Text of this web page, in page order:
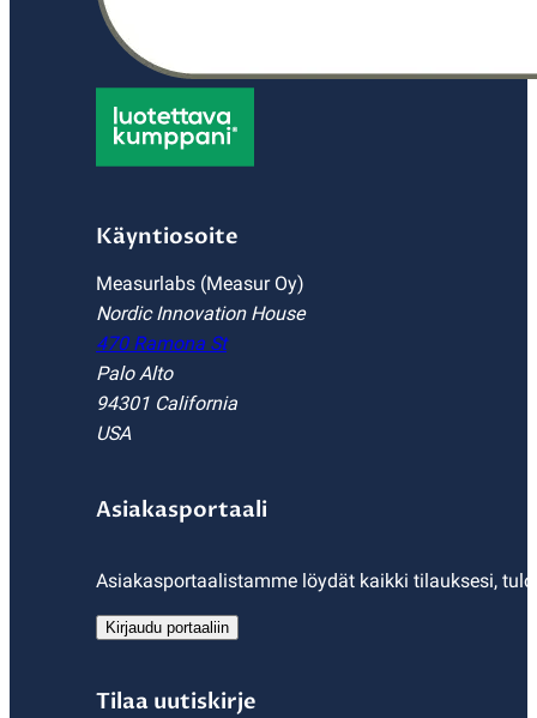
Käyntiosoite
Measurlabs (Measur Oy)
Nordic Innovation House
470 Ramona St
Palo Alto
94301 California
USA
Asiakasportaali
Asiakasportaalistamme löydät kaikki tilauksesi,
Kirjaudu portaaliin
Tilaa uutiskirje